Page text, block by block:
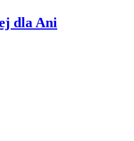
dla Ani